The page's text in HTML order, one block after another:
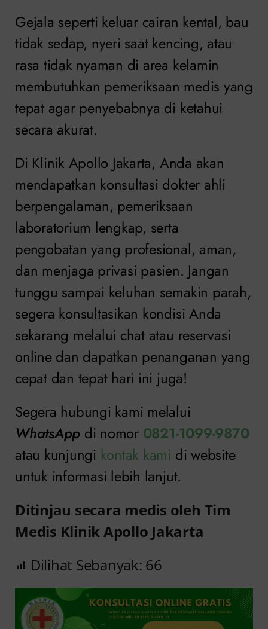
Gejala seperti keluar cairan kental, bau
tidak sedap, nyeri saat kencing, atau
rasa tidak nyaman di area kelamin
membutuhkan pemeriksaan medis yang
tepat agar penyebabnya di ketahui
secara akurat.
Di Klinik Apollo Jakarta, Anda akan
mendapatkan konsultasi dokter ahli
berpengalaman, pemeriksaan
laboratorium lengkap, serta
pengobatan yang profesional, aman,
dan menjaga privasi pasien. Jangan
tunggu sampai keluhan semakin parah,
segera konsultasikan kondisi Anda
sekarang melalui chat atau reservasi
online dan dapatkan penanganan yang
cepat dan tepat hari ini juga!
Segera hubungi kami melalui
WhatsApp di nomor 0821-1099-9870
atau kunjungi kontak kami di website
untuk informasi lebih lanjut.
Ditinjau secara medis oleh Tim
Medis Klinik Apollo Jakarta
Dilihat Sebanyak: 66